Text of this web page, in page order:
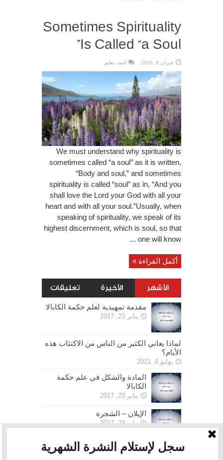
Sometimes Spirituality
Is Called “a Soul”
فبراير 8, 2015 اضف تعليق
We must understand why spirituality is
sometimes called “a soul” as it is written,
“Body and soul,” and sometimes
spirituality is called “soul” as in, “And you
shall love the Lord your God with all your
heart and with all your soul.”Usually, when
speaking of spirituality, we speak of its
highest discernment, which is soul, so that
one will know ...
أكمل القراءة »
الأشهر الأخيرة تعليقات
مقدمة تمهيدية لعلم حكمة الكابالا
يناير 23, 2017
لماذا يعاني الكثير من الناس من الاكتئاب هذه
الأيام؟
يوليو 6, 2021
المادة والشكل في علم حكمة
الكابالا
يناير 23, 2017
الإيلان – الشجرة
يناير 23, 2017
الحرية